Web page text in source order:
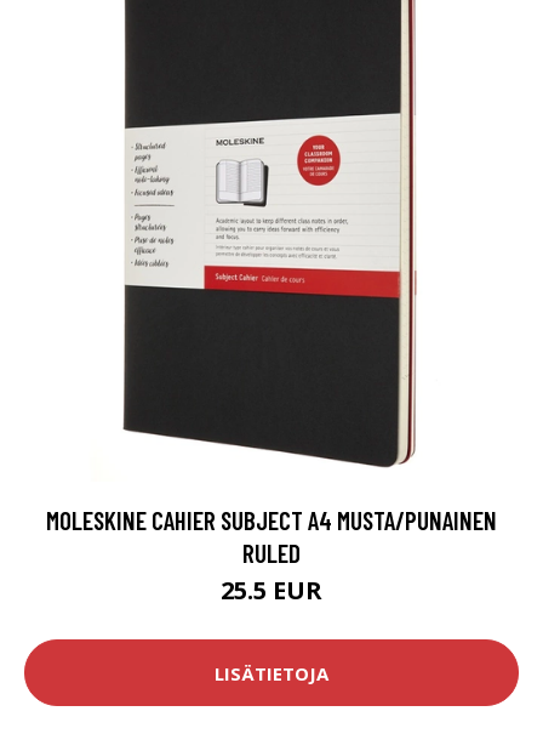
MOLESKINE CAHIER SUBJECT A4 MUSTA/PUNAINEN
RULED
25.5 EUR
LISÄTIETOJA